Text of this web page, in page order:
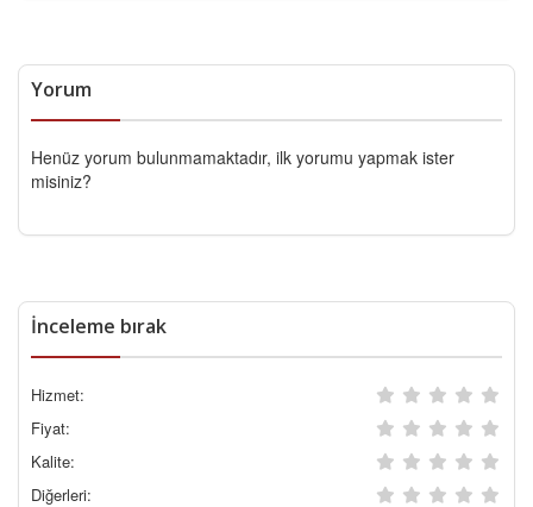
Yorum
Henüz yorum bulunmamaktadır, ilk yorumu yapmak ister
misiniz?
İnceleme bırak
Hizmet:
Fiyat:
Kalite:
Diğerleri: